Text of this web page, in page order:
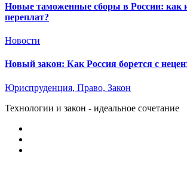
Новые таможенные сборы в России: как
переплат?
Новости
Новый закон: Как Россия борется с
Юриспруденция, Право, Закон
Технологии и закон - идеальное сочетание